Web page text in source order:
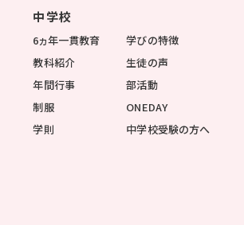
中学校
6ヵ年一貫教育
学びの特徴
教科紹介
生徒の声
年間行事
部活動
制服
ONEDAY
学則
中学校受験の方へ